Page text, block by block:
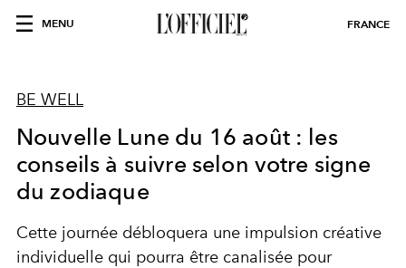
MENU FRANCE
BE WELL
Nouvelle Lune du 16 août : les
conseils à suivre selon votre signe
du zodiaque
Cette journée débloquera une impulsion créative
individuelle qui pourra être canalisée pour